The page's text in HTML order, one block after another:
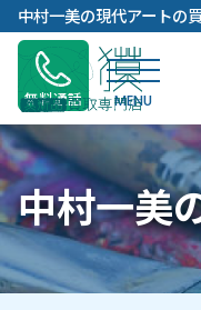
中村一美の現代アートの
無料通話
中村一美